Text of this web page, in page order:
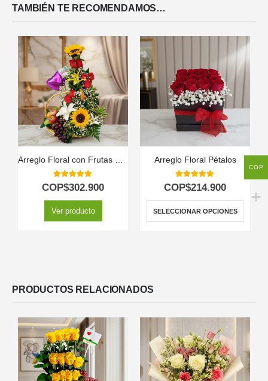
TAMBIÉN TE RECOMENDAMOS…
Arreglo Floral con Frutas Capella
5.00out of 5
COP$302.900
Ver producto
Arreglo Floral Pétalos
5.00out of 5
COP$214.900
SELECCIONAR OPCIONES
PRODUCTOS RELACIONADOS
COP